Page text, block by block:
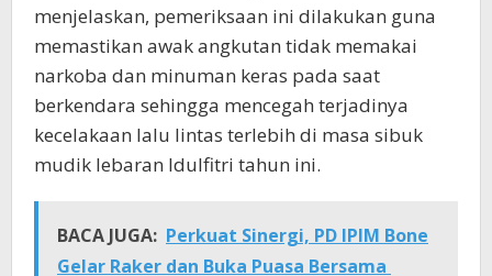
menjelaskan, pemeriksaan ini dilakukan guna
memastikan awak angkutan tidak memakai
narkoba dan minuman keras pada saat
berkendara sehingga mencegah terjadinya
kecelakaan lalu lintas terlebih di masa sibuk
mudik lebaran Idulfitri tahun ini.
BACA JUGA: Perkuat Sinergi, PD IPIM Bone
Gelar Raker dan Buka Puasa Bersama